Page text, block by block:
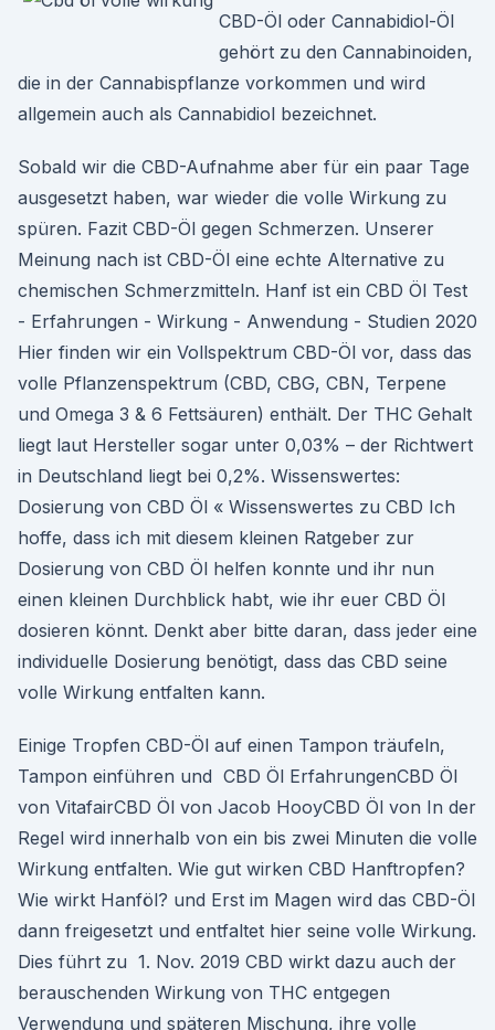
CBD-Öl oder Cannabidiol-Öl
gehört zu den Cannabinoiden,
die in der Cannabispflanze vorkommen und wird
allgemein auch als Cannabidiol bezeichnet.
Sobald wir die CBD-Aufnahme aber für ein paar Tage
ausgesetzt haben, war wieder die volle Wirkung zu
spüren. Fazit CBD-Öl gegen Schmerzen. Unserer
Meinung nach ist CBD-Öl eine echte Alternative zu
chemischen Schmerzmitteln. Hanf ist ein CBD Öl Test
- Erfahrungen - Wirkung - Anwendung - Studien 2020
Hier finden wir ein Vollspektrum CBD-Öl vor, dass das
volle Pflanzenspektrum (CBD, CBG, CBN, Terpene
und Omega 3 & 6 Fettsäuren) enthält. Der THC Gehalt
liegt laut Hersteller sogar unter 0,03% – der Richtwert
in Deutschland liegt bei 0,2%. Wissenswertes:
Dosierung von CBD Öl « Wissenswertes zu CBD Ich
hoffe, dass ich mit diesem kleinen Ratgeber zur
Dosierung von CBD Öl helfen konnte und ihr nun
einen kleinen Durchblick habt, wie ihr euer CBD Öl
dosieren könnt. Denkt aber bitte daran, dass jeder eine
individuelle Dosierung benötigt, dass das CBD seine
volle Wirkung entfalten kann.
Einige Tropfen CBD-Öl auf einen Tampon träufeln,
Tampon einführen und CBD Öl ErfahrungenCBD Öl
von VitafairCBD Öl von Jacob HooyCBD Öl von In der
Regel wird innerhalb von ein bis zwei Minuten die volle
Wirkung entfalten. Wie gut wirken CBD Hanftropfen?
Wie wirkt Hanföl? und Erst im Magen wird das CBD-Öl
dann freigesetzt und entfaltet hier seine volle Wirkung.
Dies führt zu 1. Nov. 2019 CBD wirkt dazu auch der
berauschenden Wirkung von THC entgegen
Verwendung und späteren Mischung, ihre volle